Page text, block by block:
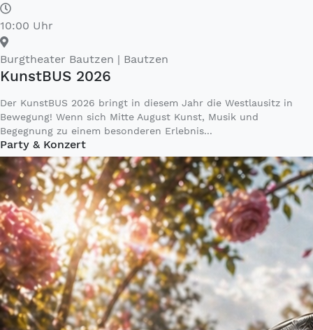
10:00 Uhr
Burgtheater Bautzen | Bautzen
KunstBUS 2026
Der KunstBUS 2026 bringt in diesem Jahr die Westlausitz in
Bewegung! Wenn sich Mitte August Kunst, Musik und
Begegnung zu einem besonderen Erlebnis...
Party & Konzert